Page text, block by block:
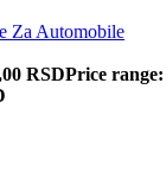
Za Automobile
RSDPrice